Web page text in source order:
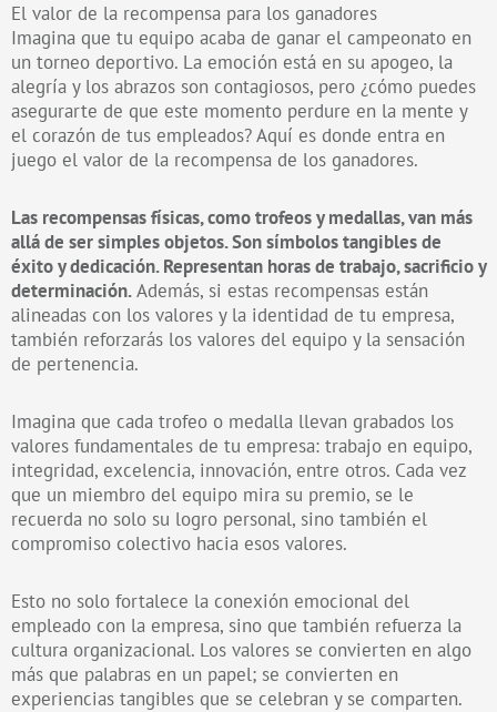
El valor de la recompensa para los ganadores
Imagina que tu equipo acaba de ganar el campeonato en
un torneo deportivo. La emoción está en su apogeo, la
alegría y los abrazos son contagiosos, pero ¿cómo puedes
asegurarte de que este momento perdure en la mente y
el corazón de tus empleados? Aquí es donde entra en
juego el valor de la recompensa de los ganadores.
Las recompensas físicas, como trofeos y medallas, van más
allá de ser simples objetos. Son símbolos tangibles de
éxito y dedicación. Representan horas de trabajo, sacrificio y
determinación.Además, si estas recompensas están
alineadas con los valores y la identidad de tu empresa,
también reforzarás los valores del equipo y la sensación
de pertenencia.
Imagina que cada trofeo o medalla llevan grabados los
valores fundamentales de tu empresa: trabajo en equipo,
integridad, excelencia, innovación, entre otros. Cada vez
que un miembro del equipo mira su premio, se le
recuerda no solo su logro personal, sino también el
compromiso colectivo hacia esos valores.
Esto no solo fortalece la conexión emocional del
empleado con la empresa, sino que también refuerza la
cultura organizacional. Los valores se convierten en algo
más que palabras en un papel; se convierten en
experiencias tangibles que se celebran y se comparten.